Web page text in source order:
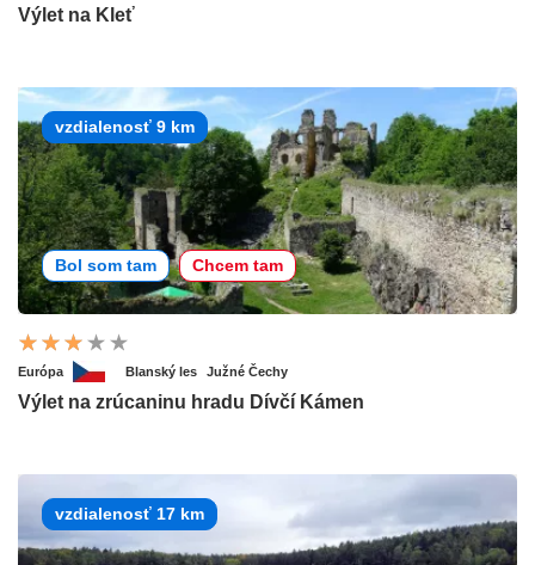
Výlet na Kleť
vzdialenosť 9 km
Bol som tam Chcem tam
Európa Blanský les Južné Čechy
Výlet na zrúcaninu hradu Dívčí Kámen
vzdialenosť 17 km